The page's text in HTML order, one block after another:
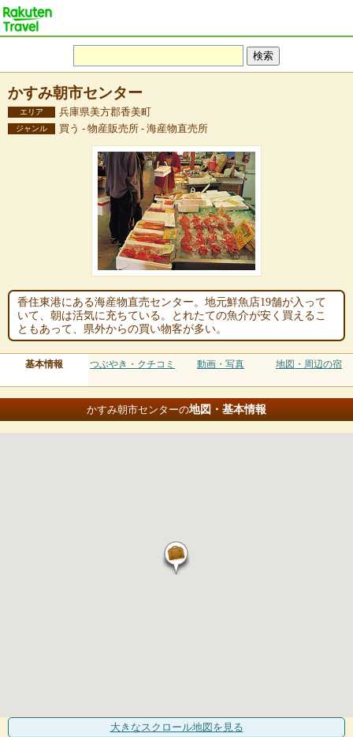
かすみ朝市センター
エリア 兵庫県美方郡香美町
ジャンル 買う - 物産販売所 - 海産物直売所
香住東港にある海産物直売センター。地元鮮魚店19舗が入って
いて、朝は活気に充ちている。とれたての魚介が安く買えるこ
ともあって、県外からの買い物客が多い。
基本情報 つぶやき・クチコミ 動画・写真 地図・周辺の宿
かすみ朝市センターの地図・基本情報
大きなスクロール地図 を見る